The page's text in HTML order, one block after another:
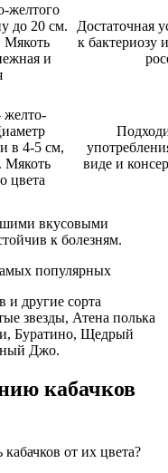
желтого
до 20 см.
Мякоть
и
Достаточная
к бактериозу
желто-
в 4-5 см,
Мякоть
цвета
виде и
вкусовыми
к болезням.
популярных
и другие сорта
звезды, Атена полька
Буратино, Щедрый
Джо.
кабачков
от их цвета?